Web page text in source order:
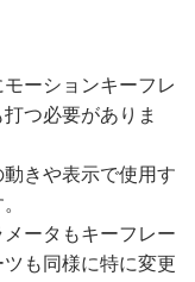
ーションキーフレ
つ必要がありま
きや表示で使用す
ータもキーフレー
も同様に特に変更